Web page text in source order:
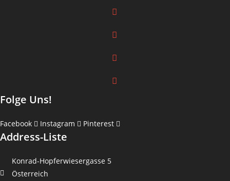
Folge Uns!
Facebook Instagram Pinterest
Address-Liste
Konrad-Hopferwiesergasse 5
Österreich